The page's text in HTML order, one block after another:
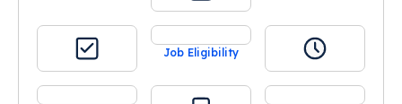
Job Eligibility